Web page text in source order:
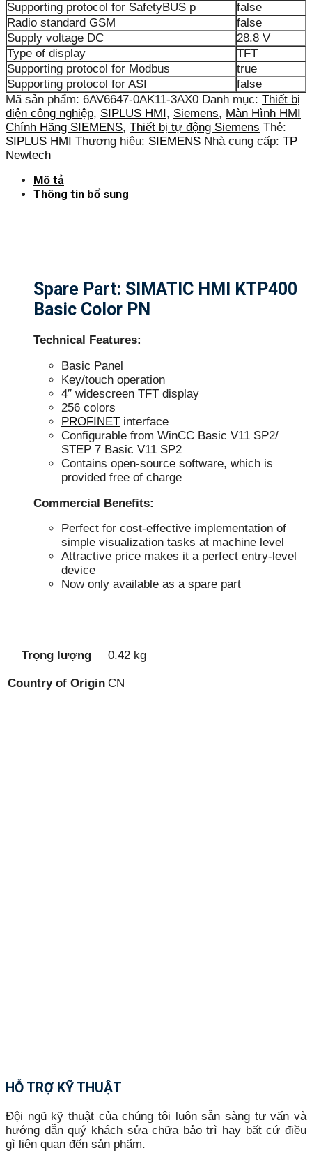
Supporting protocol for SafetyBUS p
false
Radio standard GSM
false
Supply voltage DC
28.8 V
Type of display
TFT
Supporting protocol for Modbus
true
Supporting protocol for ASI
false
Mã sản phẩm: 6AV6647-0AK11-3AX0 Danh mục: Thiết bị
điện công nghiệp, SIPLUS HMI, Siemens, Màn Hình HMI
Chính Hãng SIEMENS, Thiết bị tự động Siemens Thẻ:
SIPLUS HMI Thương hiệu: SIEMENS Nhà cung cấp: TP
Newtech
Mô tả
Thông tin bổ sung
Spare Part: SIMATIC HMI KTP400
Basic Color PN
Technical Features:
Basic Panel
Key/touch operation
4″ widescreen TFT display
256 colors
PROFINET interface
Configurable from WinCC Basic V11 SP2/
STEP 7 Basic V11 SP2
Contains open-source software, which is
provided free of charge
Commercial Benefits:
Perfect for cost-effective implementation of
simple visualization tasks at machine level
Attractive price makes it a perfect entry-level
device
Now only available as a spare part
Trọng lượng 0.42 kg
Country of Origin CN
HỖ TRỢ KỸ THUẬT
Đội ngũ kỹ thuật của chúng tôi luôn sẵn sàng tư vấn và
hướng dẫn quý khách sửa chữa bảo trì hay bất cứ điều
gì liên quan đến sản phẩm.